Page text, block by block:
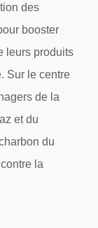
des
booster
leurs produits
Sur le centre
de la
et du
du
la